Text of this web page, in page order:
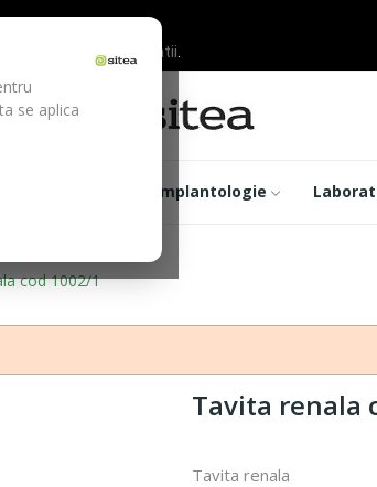
se aplica
de efectuarea platii.
Implantologie
cod 1002/1
Tavita renala
Tavita renala